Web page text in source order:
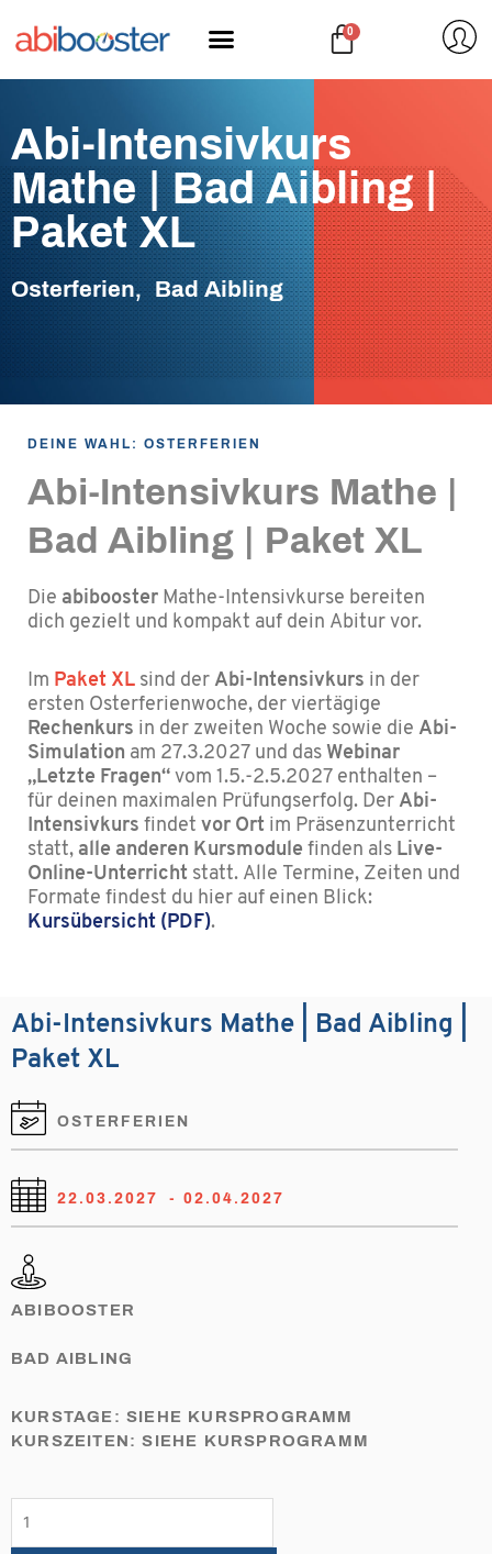
Inhalt
0
Abi-Intensivkurs
Mathe | Bad Aibling |
Paket XL
Osterferien, Bad Aibling
DEINE WAHL: OSTERFERIEN
Abi-Intensivkurs Mathe |
Bad Aibling | Paket XL
Die abibooster Mathe-Intensivkurse bereiten
dich gezielt und kompakt auf dein Abitur vor.
Im Paket XL sind der Abi-Intensivkurs in der
ersten Osterferienwoche, der vier­tägige
Rechenkurs in der zweiten Woche sowie die Abi-
Simulation am 27.3.2027 und das Webinar
„Letzte Fragen“ vom 1.5.-2.5.2027 enthalten –
für deinen maximalen Prüfungserfolg. Der Abi-
Intensivkurs findet vor Ort im Präsenzunterricht
statt, alle anderen Kursmodule finden als Live-
Online-Unterricht statt. Alle Termine, Zeiten und
Formate findest du hier auf einen Blick:
Kursübersicht (PDF).
Abi-Intensivkurs Mathe | Bad Aibling |
Paket XL
OSTERFERIEN
22.03.2027 - 02.04.2027
ABIBOOSTER
BAD AIBLING
KURSTAGE: SIEHE KURSPROGRAMM
KURSZEITEN: SIEHE KURSPROGRAMM
Abi-
Intensivkurs
Mathe